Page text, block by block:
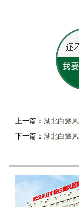
上一篇： 湖北白癜
下一篇： 湖北白癜